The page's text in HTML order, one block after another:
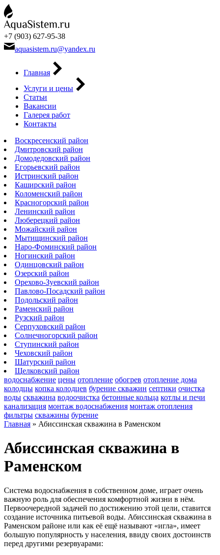
+7 (903) 627-95-38
aquasistem.ru@yandex.ru
Главная
Услуги и цены
Статьи
Вакансии
Галерея работ
Контакты
Воскресенский район
Дмитровский район
Домодедовский район
Егорьевский район
Истринский район
Каширский район
Коломенский район
Красногорский район
Ленинский район
Люберецкий район
Можайский район
Мытищинский район
Наро-Фоминский район
Ногинский район
Одинцовский район
Озерский район
Орехово-Зуевский район
Павлово-Посадский район
Подольский район
Раменский район
Рузский район
Серпуховский район
Солнечногорский район
Ступинский район
Чеховский район
Шатурский район
Щелковский район
водоснабжение цены отопление обогрев отопление дома
колодцы копка колодцев бурение скважин септики очистка
воды скважина водоочистка бетонные кольца котлы и печи
канализация монтаж водоснабжения монтаж отопления
фильтры скважины бурение
Главная » Абиссинская скважина в Раменском
Абиссинская скважина в
Раменском
Система водоснабжения в собственном доме, играет очень
важную роль для обеспечения комфортной жизни в нём.
Первоочередной задачей по достижению этой цели, ставится
создание источника питьевой воды. Абиссинская скважина в
Раменском районе или как её ещё называют «игла», имеет
большую популярность у населения, ввиду своих достоинств
перед другими резервуарами: